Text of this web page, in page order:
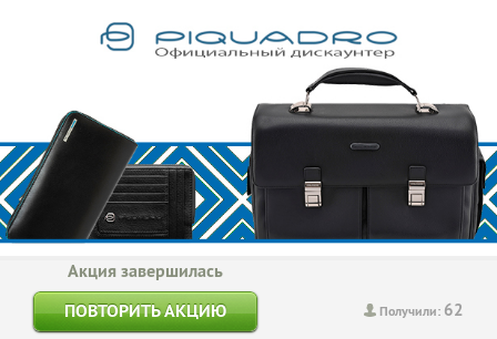
Получили: 62
Акция завершилась
ПОВТОРИТЬ АКЦИЮ